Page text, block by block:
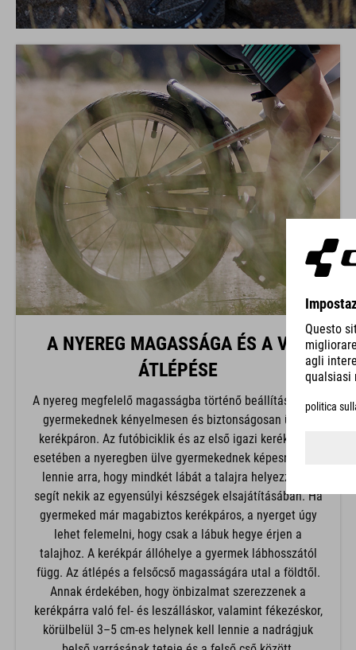
A NYEREG MAGASSÁGA ÉS A VÁZ
ÁTLÉPÉSE
A nyereg megfelelő magasságba történő beállítása segít
gyermekednek kényelmesen és biztonságosan ülni a
kerékpáron. Az futóbiciklik és az első igazi kerékpárok
esetében a nyeregben ülve gyermekednek képesnek kell
lennie arra, hogy mindkét lábát a talajra helyezze. Ez
segít nekik az egyensúlyi készségek elsajátításában. Ha
gyermeked már magabiztos kerékpáros, a nyerget úgy
lehet felemelni, hogy csak a lábuk hegye érjen a
talajhoz. A kerékpár állóhelye a gyermek lábhosszától
függ. Az átlépés a felsőcső magasságára utal a földtől.
Annak érdekében, hogy önbizalmat szerezzenek a
kerékpárra való fel- és leszálláskor, valamint fékezéskor,
körülbelül 3–5 cm-es helynek kell lennie a nadrágjuk